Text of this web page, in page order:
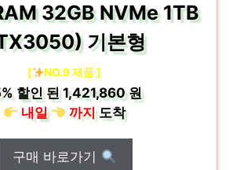
32GB NVMe 1TB
기본형
[ NO.9 제품 ]
할인 된1,421,860 원
내일
까지도착
구매 바로가기